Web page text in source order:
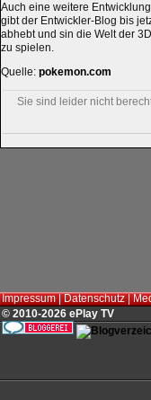
Auch eine weitere
gibt der Entwickler-Blog bis
abhebt und sin die Welt der
zu spielen.
Quelle: pokemon.com
Sie sind leider nicht
Impressum|Datenschutz|
© 2010-2026 ePlay TV